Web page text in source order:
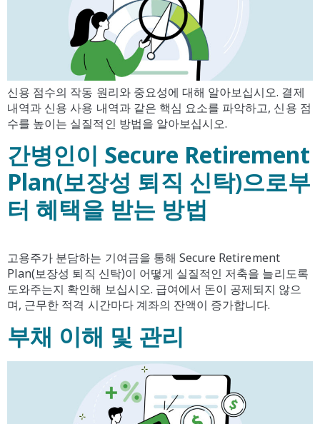
신용 점수의 작동 원리와 중요성에 대해 알아보십시오. 결제
내역과 신용 사용 내역과 같은 핵심 요소를 파악하고, 신용 점
수를 높이는 실질적인 방법을 알아보십시오.
간병인이 Secure Retirement
Plan(보장성 퇴직 신탁)으로부
터 혜택을 받는 방법
고용주가 분담하는 기여금을 통해 Secure Retirement
Plan(보장성 퇴직 신탁)이 어떻게 실질적인 저축을 늘리도록
도와주는지 확인해 보십시오. 급여에서 돈이 공제되지 않으
며, 근무한 적격 시간마다 계좌의 잔액이 증가합니다.
부채 이해 및 관리